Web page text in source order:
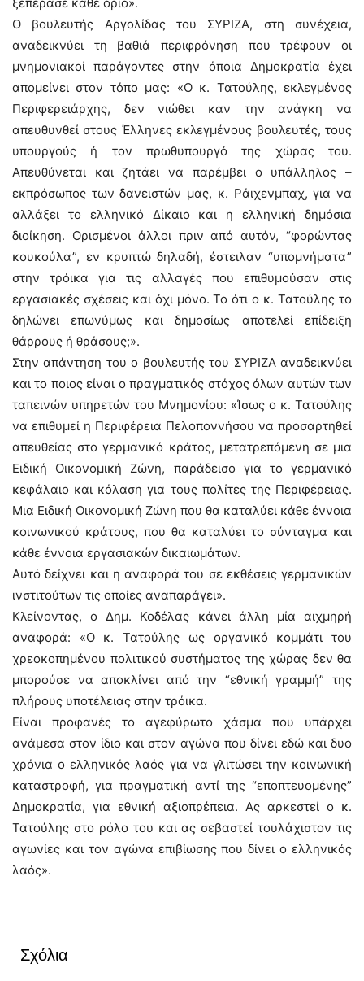
Ο βουλευτής Αργολίδας του ΣΥΡΙΖΑ, στη συνέχεια,
αναδεικνύει τη βαθιά περιφρόνηση που τρέφουν οι
μνημονιακοί παράγοντες στην όποια Δημοκρατία έχει
απομείνει στον τόπο μας: «Ο κ. Τατούλης, εκλεγμένος
Περιφερειάρχης, δεν νιώθει καν την ανάγκη να
απευθυνθεί στους Έλληνες εκλεγμένους βουλευτές, τους
υπουργούς ή τον πρωθυπουργό της χώρας του.
Απευθύνεται και ζητάει να παρέμβει ο υπάλληλος –
εκπρόσωπος των δανειστών μας, κ. Ράιχενμπαχ, για να
αλλάξει το ελληνικό Δίκαιο και η ελληνική δημόσια
διοίκηση. Ορισμένοι άλλοι πριν από αυτόν, “φορώντας
κουκούλα”, εν κρυπτώ δηλαδή, έστειλαν “υπομνήματα”
στην τρόικα για τις αλλαγές που επιθυμούσαν στις
εργασιακές σχέσεις και όχι μόνο. Το ότι ο κ. Τατούλης το
δηλώνει επωνύμως και δημοσίως αποτελεί επίδειξη
θάρρους ή θράσους;».
Στην απάντηση του ο βουλευτής του ΣΥΡΙΖΑ αναδεικνύει
και το ποιος είναι ο πραγματικός στόχος όλων αυτών των
ταπεινών υπηρετών του Μνημονίου: «Ίσως ο κ. Τατούλης
να επιθυμεί η Περιφέρεια Πελοποννήσου να προσαρτηθεί
απευθείας στο γερμανικό κράτος, μετατρεπόμενη σε μια
Ειδική Οικονομική Ζώνη, παράδεισο για το γερμανικό
κεφάλαιο και κόλαση για τους πολίτες της Περιφέρειας.
Μια Ειδική Οικονομική Ζώνη που θα καταλύει κάθε έννοια
κοινωνικού κράτους, που θα καταλύει το σύνταγμα και
κάθε έννοια εργασιακών δικαιωμάτων.
Αυτό δείχνει και η αναφορά του σε εκθέσεις γερμανικών
ινστιτούτων τις οποίες αναπαράγει».
Κλείνοντας, ο Δημ. Κοδέλας κάνει άλλη μία αιχμηρή
αναφορά: «Ο κ. Τατούλης ως οργανικό κομμάτι του
χρεοκοπημένου πολιτικού συστήματος της χώρας δεν θα
μπορούσε να αποκλίνει από την “εθνική γραμμή” της
πλήρους υποτέλειας στην τρόικα.
Είναι προφανές το αγεφύρωτο χάσμα που υπάρχει
ανάμεσα στον ίδιο και στον αγώνα που δίνει εδώ και δυο
χρόνια ο ελληνικός λαός για να γλιτώσει την κοινωνική
καταστροφή, για πραγματική αντί της “εποπτευομένης”
Δημοκρατία, για εθνική αξιοπρέπεια. Ας αρκεστεί ο κ.
Τατούλης στο ρόλο του και ας σεβαστεί τουλάχιστον τις
αγωνίες και τον αγώνα επιβίωσης που δίνει ο ελληνικός
λαός».
Σχόλια